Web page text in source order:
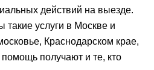
действий на выезде.
такие услуги в Москве и
Краснодарском крае,
получают и те, кто